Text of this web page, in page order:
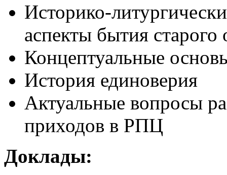
Историко-
аспекты бытия
Концептуальные
История единоверия
Актуальные вопросы
приходов в РПЦ
Доклады: